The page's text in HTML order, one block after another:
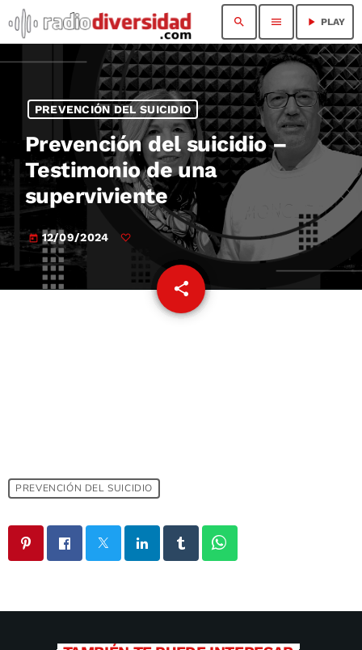
search menu play_arrow PLAY
PREVENCIÓN DEL SUICIDIO
Prevención del suicidio –
Testimonio de una
superviviente
today 12/09/2024
share
email
PREVENCIÓN DEL SUICIDIO